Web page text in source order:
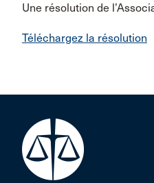
Une résolution de
Téléchargez la résolution